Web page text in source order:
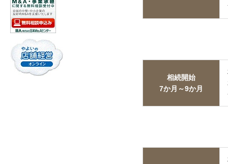
相続開始
7か月～9か月